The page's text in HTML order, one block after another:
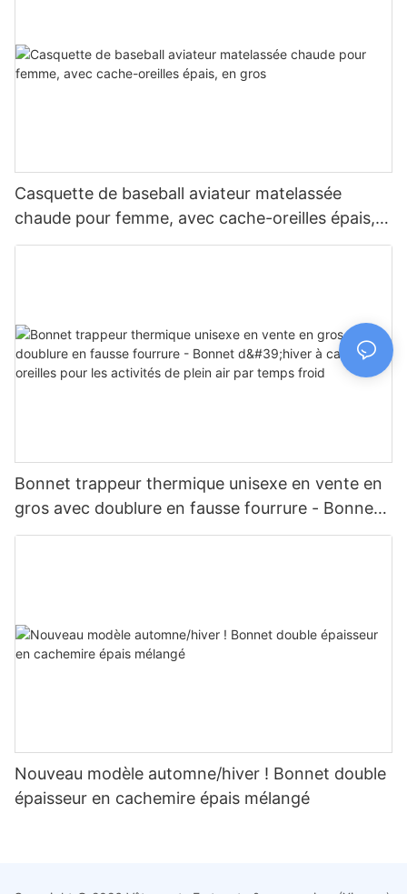
Casquette de baseball aviateur matelassée
chaude pour femme, avec cache-oreilles épais,
en gros
Bonnet trappeur thermique unisexe en vente en
gros avec doublure en fausse fourrure - Bonnet
d'hiver à cache-oreilles pour les activités de plein
Nouveau modèle automne/hiver ! Bonnet double
épaisseur en cachemire épais mélangé